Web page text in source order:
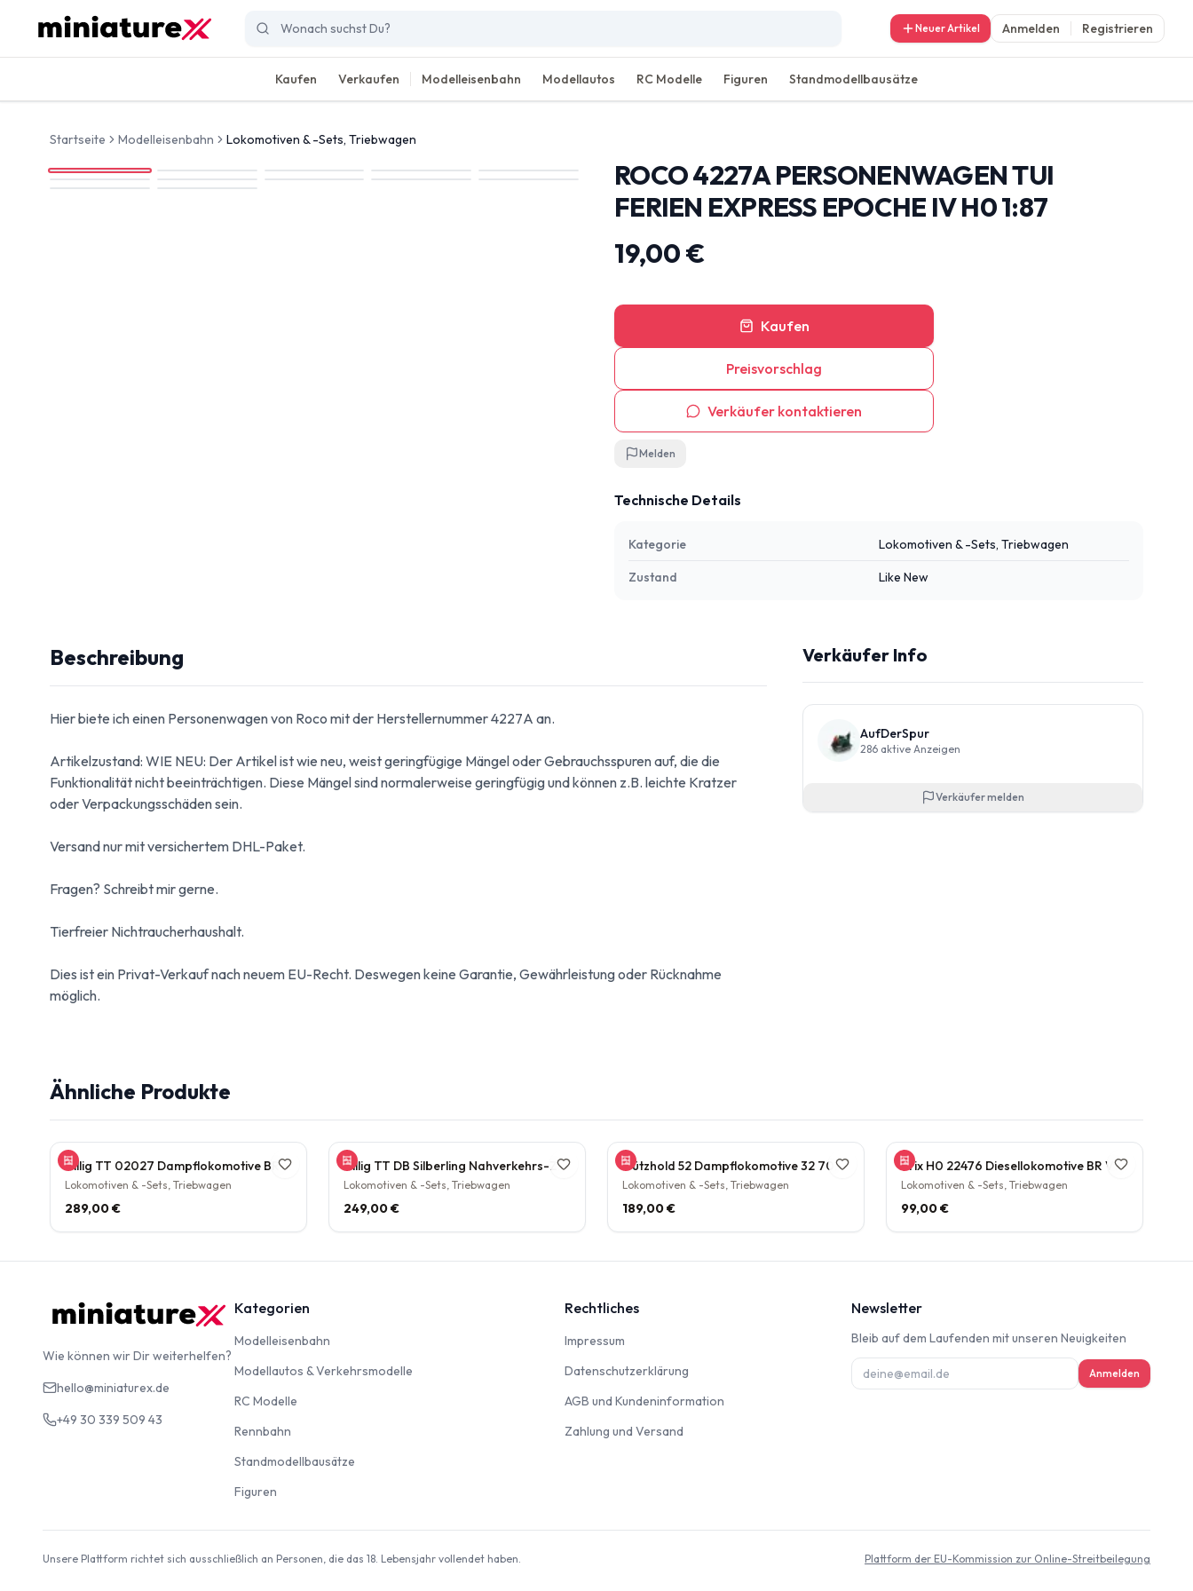
Neuer Artikel Anmelden Registrieren
Kaufen Verkaufen Modelleisenbahn Modellautos RC Modelle Figuren Standmodellbausätze
Startseite Modelleisenbahn Lokomotiven & -Sets, Triebwagen
ROCO 4227A PERSONENWAGEN TUI
FERIEN EXPRESS EPOCHE IV H0 1:87
19,00 €
Kaufen
Preisvorschlag
Verkäufer kontaktieren
Melden
Technische Details
Kategorie Lokomotiven & -Sets, Triebwagen
Zustand Like New
Beschreibung
Hier biete ich einen Personenwagen von Roco mit der Herstellernummer 4227A an.
Artikelzustand: WIE NEU: Der Artikel ist wie neu, weist geringfügige Mängel oder Gebrauchsspuren auf, die die
Funktionalität nicht beeinträchtigen. Diese Mängel sind normalerweise geringfügig und können z.B. leichte Kratzer
oder Verpackungsschäden sein.
Versand nur mit versichertem DHL-Paket.
Fragen? Schreibt mir gerne.
Tierfreier Nichtraucherhaushalt.
Dies ist ein Privat-Verkauf nach neuem EU-Recht. Deswegen keine Garantie, Gewährleistung oder Rücknahme
möglich.
Verkäufer Info
AufDerSpur
286 aktive Anzeigen
Verkäufer melden
Ähnliche Produkte
Tillig TT 02027 Dampflokomotive BR 38.10 der DB Epoche III Personenzuglok Schlepptender rarität
Lokomotiven & -Sets, Triebwagen
289,00 €
Tillig TT DB Silberling Nahverkehrs-Zugset 4-teilig Steuerwagen Hasenkasten Köln HBF Epoche IV rarität
Lokomotiven & -Sets, Triebwagen
249,00 €
Gützhold 52 Dampflokomotive 32 700 DB Tender Epoche III DC NEM H0 1:87
Lokomotiven & -Sets, Triebwagen
189,00 €
Trix H0 22476 Diesellokomotive BR V160 003 DB NEM Epoche IV H0 1:87
Lokomotiven & -Sets, Triebwagen
99,00 €
Wie können wir Dir weiterhelfen?
hello@miniaturex.de
+49 30 339 509 43
Kategorien
Modelleisenbahn
Modellautos & Verkehrsmodelle Modellautos & Verkehrsmodelle
RC Modelle
Rennbahn
Standmodellbausätze
Figuren
Rechtliches
ImpressumImpressum
DatenschutzerklärungDatenschutzerklärung
AGB und KundeninformationAGB und Kundeninformation
Zahlung und VersandZahlung und Versand
Newsletter
Bleib auf dem Laufenden mit unseren Neuigkeiten
Anmelden
Unsere Plattform richtet sich ausschließlich an Personen, die das 18. Lebensjahr vollendet haben. Plattform der EU-Kommission zur Online-Streitbeilegung